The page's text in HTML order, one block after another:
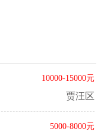
10000-15000元
贾汪区
5000-8000元